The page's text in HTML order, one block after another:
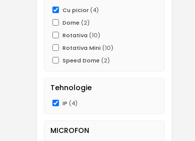
Cu picior (4)
Dome (2)
Rotativa (10)
Rotativa Mini (10)
Speed Dome (2)
Tehnologie
IP (4)
MICROFON